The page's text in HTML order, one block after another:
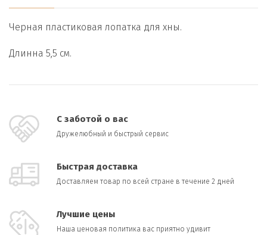
Черная пластиковая лопатка для хны.
Длинна 5,5 см.
С заботой о вас
Дружелюбный и быстрый сервис
Быстрая доставка
Доставляем товар по всей стране в течение 2 дней
Лучшие цены
Наша ценовая политика вас приятно удивит